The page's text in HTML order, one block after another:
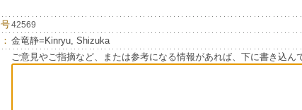
42569
金竜静=Kinryu, Shizuka
ご意見やご指摘など、または参考になる情報があれば、下に書き込ん